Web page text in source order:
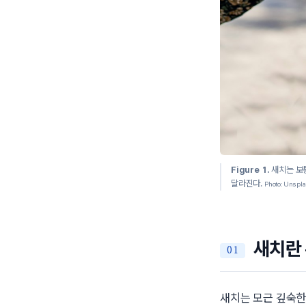
Figure 1. 새치는 보
달라진다. Photo:
새치
새치는 모근 깊숙